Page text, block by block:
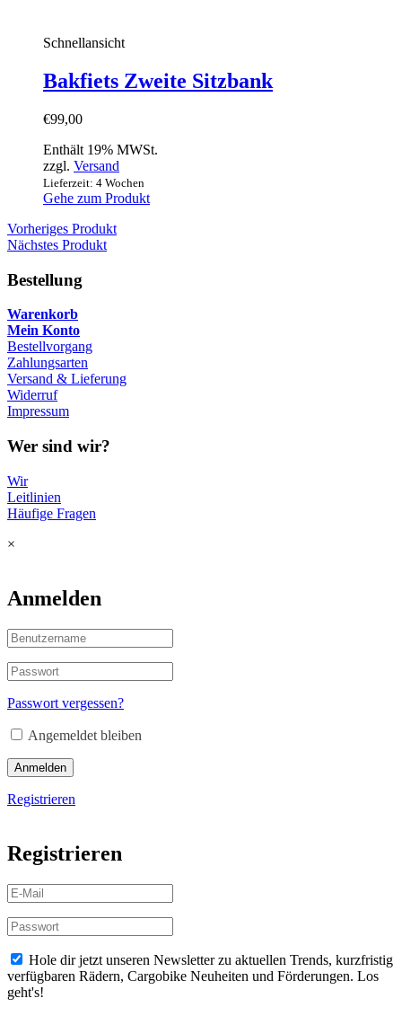
Schnellansicht
Bakfiets Zweite Sitzbank
€99,00
Enthält 19% MWSt.
zzgl. Versand
Lieferzeit: 4 Wochen
Gehe zum Produkt
Vorheriges Produkt
Nächstes Produkt
Bestellung
Warenkorb
Mein Konto
Bestellvorgang
Zahlungsarten
Versand & Lieferung
Widerruf
Impressum
Wer sind wir?
Wir
Leitlinien
Häufige Fragen
×
Anmelden
Passwort vergessen?
Angemeldet bleiben
Anmelden
Registrieren
Registrieren
Hole dir jetzt unseren Newsletter zu aktuellen Trends, kurzfristig
verfügbaren Rädern, Cargobike Neuheiten und Förderungen. Los
geht's!